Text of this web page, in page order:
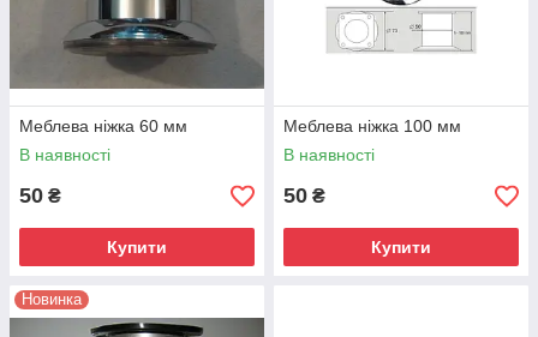
Меблева ніжка 60 мм
В наявності
50 ₴
Купити
Меблева ніжка 100 мм
В наявності
50 ₴
Купити
Новинка